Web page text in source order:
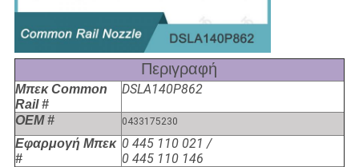
Περιγραφή
Μπεκ Common
Rail #
DSLA140P862
OEM # 0433175230
Εφαρμογή Μπεκ
#
0 445 110 021 /
0 445 110 146